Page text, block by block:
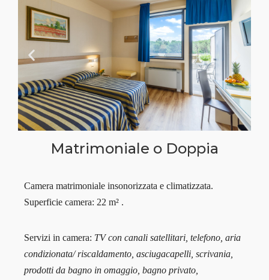
Matrimoniale o Doppia
Camera matrimoniale insonorizzata e climatizzata.
Superficie camera: 22 m² .
Servizi in camera: TV con canali satellitari, telefono, aria
condizionata/ riscaldamento, asciugacapelli, scrivania,
prodotti da bagno in omaggio, bagno privato,